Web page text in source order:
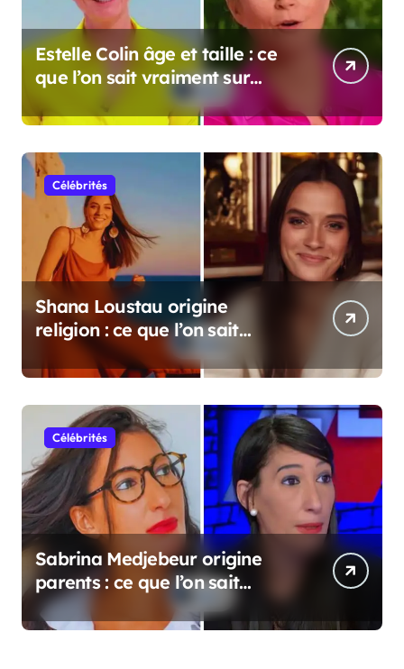
Estelle Colin âge et taille : ce
que l’on sait vraiment sur
cette personnalité
Célébrités
Shana Loustau origine
religion : ce que l’on sait
vraiment
Célébrités
Sabrina Medjebeur origine
parents : ce que l’on sait
réellement sur ses origines
familiales